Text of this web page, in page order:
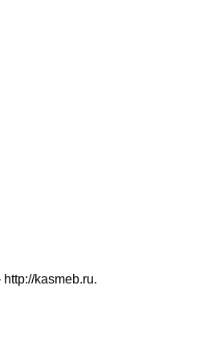
kasmeb.ru.